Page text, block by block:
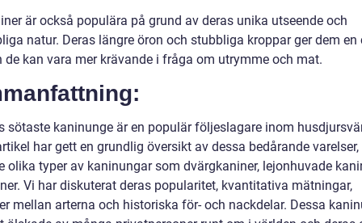
är också populära på grund av deras unika utseende och
natur. Deras längre öron och stubbliga kroppar ger dem en
de kan vara mer krävande i fråga om utrymme och mat.
sötaste kaninunge är en populär följeslagare inom
har gett en grundlig översikt av dessa bedårande varelser,
olika typer av kaninungar som dvärgkaniner, lejonhuvade
Vi har diskuterat deras popularitet, kvantitativa mätningar,
mellan arterna och historiska för- och nackdelar. Dessa